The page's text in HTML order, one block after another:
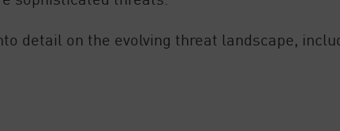
detail on the evolving threat landscape,